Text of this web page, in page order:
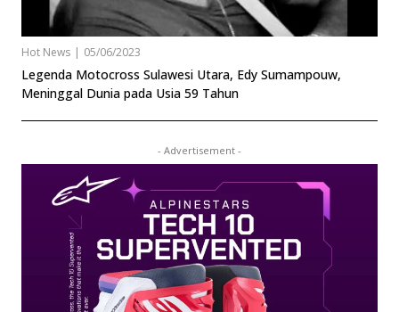
Hot News | 05/06/2023
Legenda Motocross Sulawesi Utara, Edy Sumampouw,
Meninggal Dunia pada Usia 59 Tahun
- Advertisement -